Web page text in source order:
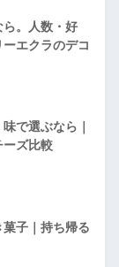
。人数・好
エクラのデコ
で選ぶなら｜
ーズ比較
子｜持ち帰る